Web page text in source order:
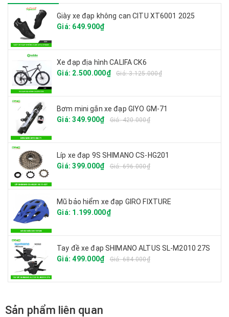
Giày xe đạp không can CITU XT6001 2025
Giá: 649.900₫
Xe đạp địa hình CALIFA CK6
Giá: 2.500.000₫
Giá: 3.125.000₫
Bơm mini gắn xe đạp GIYO GM-71
Giá: 349.900₫
Giá: 420.000₫
Líp xe đạp 9S SHIMANO CS-HG201
Giá: 399.000₫
Giá: 696.000₫
Mũ bảo hiểm xe đạp GIRO FIXTURE
Giá: 1.199.000₫
Tay đề xe đạp SHIMANO ALTUS SL-M2010 27S
Giá: 499.000₫
Giá: 684.000₫
Sản phẩm liên quan